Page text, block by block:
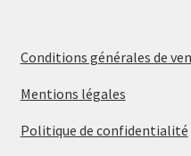
Conditions générales de
Mentions légales
Politique de confidentialité